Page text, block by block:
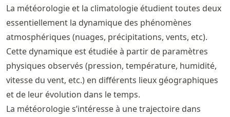
La météorologie et la climatologie étudient toutes deux
essentiellement la dynamique des phénomènes
atmosphériques (nuages, précipitations, vents, etc).
Cette dynamique est étudiée à partir de paramètres
physiques observés (pression, température, humidité,
vitesse du vent, etc.) en différents lieux géographiques
et de leur évolution dans le temps.
La météorologie s’intéresse à une trajectoire dans